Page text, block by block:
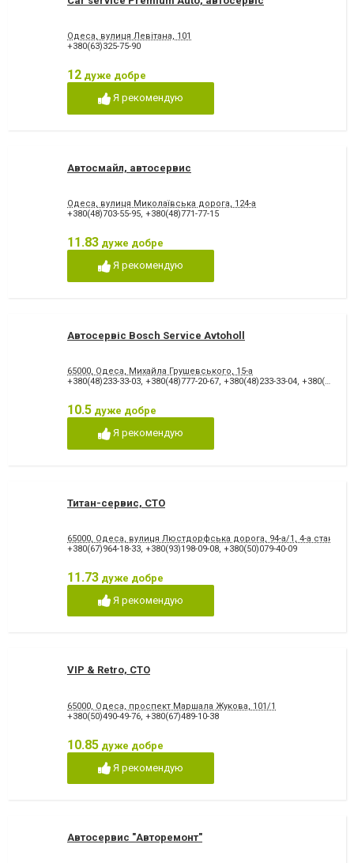
Одеса, вулиця Левітана, 101
+380(63)325-75-90
12 дуже добре
Я рекомендую
Автосмайл, автосервис
Одеса, вулиця Миколаївська дорога, 124-а
+380(48)703-55-95, +380(48)771-77-15
11.83 дуже добре
Я рекомендую
Автосервіс Bosch Service Avtoholl
65000, Одеса, Михайла Грушевського, 15-а
+380(48)233-33-03, +380(48)777-20-67, +380(48)233-33-04, +380(63)735-52-97
10.5 дуже добре
Я рекомендую
Титан-сервис, СТО
65000, Одеса, вулиця Люстдорфська дорога, 94-а/1, 4-а
+380(67)964-18-33, +380(93)198-09-08, +380(50)079-40-09
11.73 дуже добре
Я рекомендую
VIP & Retro, СТО
65000, Одеса, проспект Маршала Жукова, 101/1
+380(50)490-49-76 +380(67)489-10-38
10.85 дуже добре
Я рекомендую
Автосервис "Авторемонт"